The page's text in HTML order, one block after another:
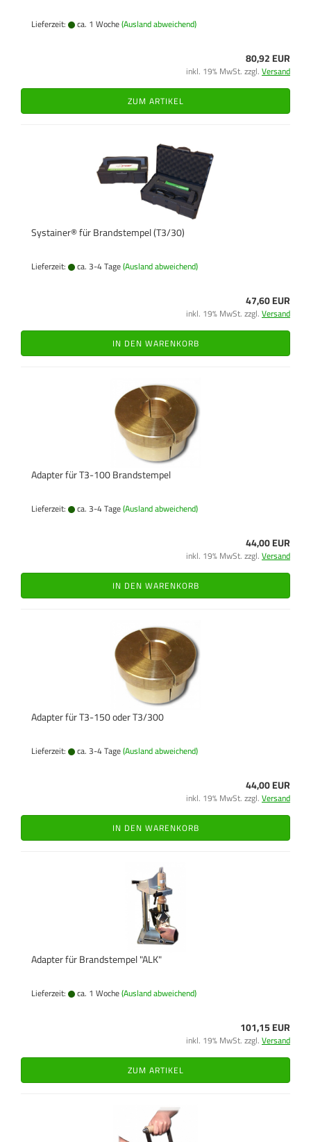
Lieferzeit: ca. 1 Woche(Ausland abweichend)
80,92 EUR
inkl. 19% MwSt. zzgl.Versand
ZUM ARTIKEL
Systainer® für Brandstempel (T3/30)
Lieferzeit: ca. 3-4 Tage(Ausland abweichend)
47,60 EUR
inkl. 19% MwSt. zzgl.Versand
IN DEN WARENKORB
Adapter für T3-100 Brandstempel
Lieferzeit: ca. 3-4 Tage(Ausland abweichend)
44,00 EUR
inkl. 19% MwSt. zzgl.Versand
IN DEN WARENKORB
Adapter für T3-150 oder T3/300
Lieferzeit: ca. 3-4 Tage(Ausland abweichend)
44,00 EUR
inkl. 19% MwSt. zzgl.Versand
IN DEN WARENKORB
Adapter für Brandstempel "ALK"
Lieferzeit: ca. 1 Woche(Ausland abweichend)
101,15 EUR
inkl. 19% MwSt. zzgl.Versand
ZUM ARTIKEL